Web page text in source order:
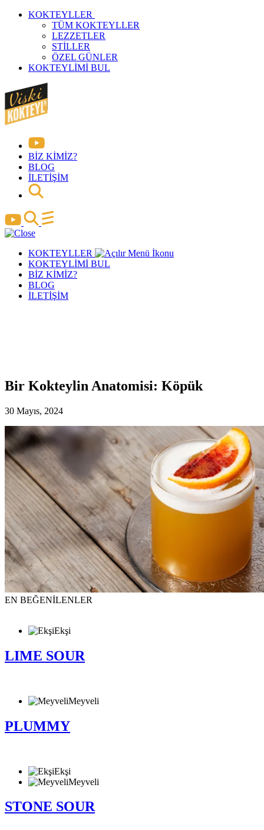
KOKTEYLLER
TÜM KOKTEYLLER
LEZZETLER
STİLLER
ÖZEL GÜNLER
KOKTEYLİMİ BUL
BİZ KİMİZ?
BLOG
İLETİŞİM
KOKTEYLLER
KOKTEYLİMİ BUL
BİZ KİMİZ?
BLOG
İLETİŞİM
Bir Kokteylin Anatomisi: Köpük
30 Mayıs, 2024
EN BEĞENİLENLER
Ekşi
LIME SOUR
Meyveli
PLUMMY
Ekşi
Meyveli
STONE SOUR